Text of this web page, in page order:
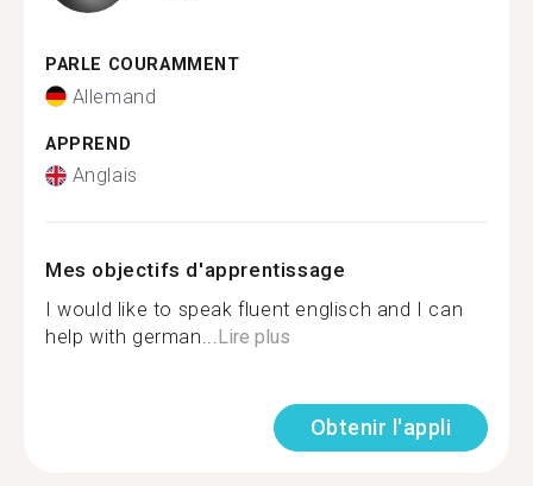
PARLE COURAMMENT
Allemand
APPREND
Anglais
Mes objectifs d'apprentissage
I would like to speak fluent englisch and I can
help with german...Lire plus
Obtenir l'appli